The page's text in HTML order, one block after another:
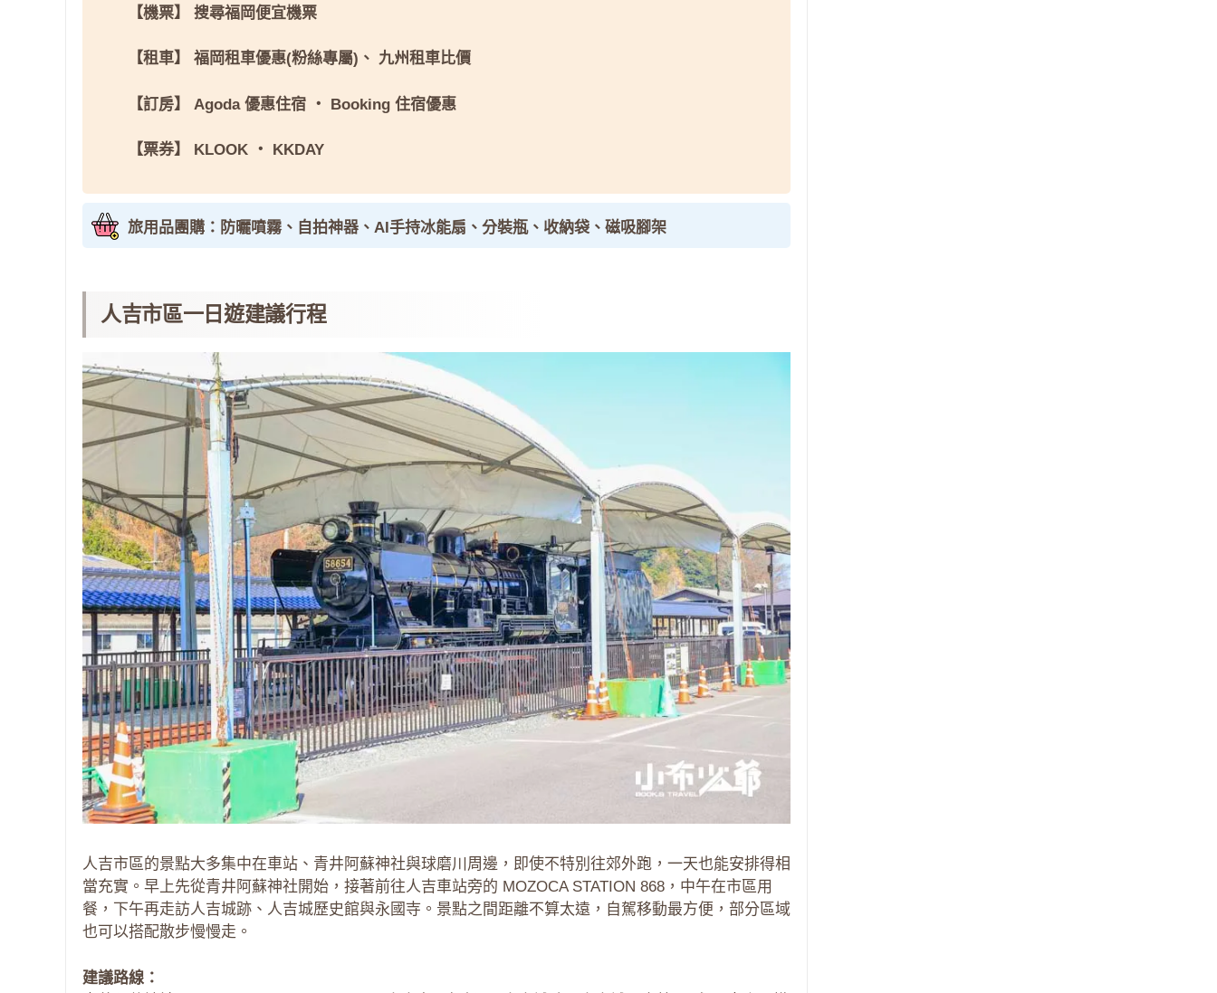
【機票】 搜尋福岡便宜機票
【租車】 福岡租車優惠(粉絲專屬) 、 九州租車比價
【訂房】 Agoda 優惠住宿 ・ Booking 住宿優惠
【票券】 KLOOK ・ KKDAY
旅用品團購：防曬噴霧、自拍神器、AI手持冰能扇、分裝瓶、收納袋、磁吸腳架
人吉市區一日遊建議行程
人吉市區的景點大多集中在車站、青井阿蘇神社與球磨川周邊，即使不特別往郊外跑，一天也能安排得相
當充實。早上先從青井阿蘇神社開始，接著前往人吉車站旁的 MOZOCA STATION 868，中午在市區用
餐，下午再走訪人吉城跡、人吉城歷史館與永國寺。景點之間距離不算太遠，自駕移動最方便，部分區域
也可以搭配散步慢慢走。
建議路線：